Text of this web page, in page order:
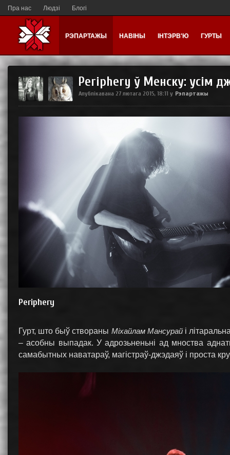
Пра нас Людзі Блогі
РЭПАРТАЖЫ НАВІНЫ ІНТЭРВ'Ю ГУРТЫ
Periphery ў Менску: усім
Апублікавана 27 лютага 2015, 18:11 у Рэпартажы
Periphery
Гурт, што быў створаны Міхайлам Мансурайі
– асобны выпадак. У адрозьненьні ад мноства
самабытных наватараў, магістраў-джэдаяў і проста